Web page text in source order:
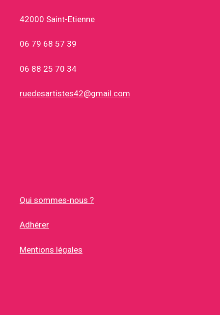
42000 Saint-Etienne
06 79 68 57 39
06 88 25 70 34
ruedesartistes42@gmail.com
Qui sommes-nous ?
Adhérer
Mentions légales